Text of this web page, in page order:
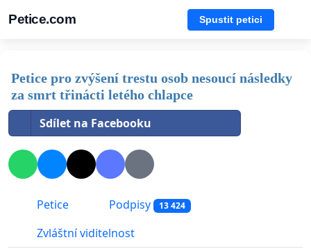
Petice.com Spustit petici
Petice pro zvýšení trestu osob nesoucí následky
za smrt třinácti letého chlapce
Sdílet na Facebooku
Petice Podpisy 13 424
Zvláštní viditelnost